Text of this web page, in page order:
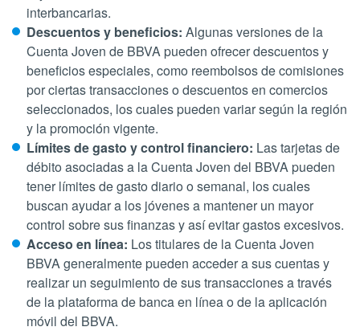
interbancarias.
Descuentos y beneficios: Algunas versiones de la
Cuenta Joven de BBVA pueden ofrecer descuentos y
beneficios especiales, como reembolsos de comisiones
por ciertas transacciones o descuentos en comercios
seleccionados, los cuales pueden variar según la región
y la promoción vigente.
Límites de gasto y control financiero: Las tarjetas de
débito asociadas a la Cuenta Joven del BBVA pueden
tener límites de gasto diario o semanal, los cuales
buscan ayudar a los jóvenes a mantener un mayor
control sobre sus finanzas y así evitar gastos excesivos.
Acceso en línea: Los titulares de la Cuenta Joven
BBVA generalmente pueden acceder a sus cuentas y
realizar un seguimiento de sus transacciones a través
de la plataforma de banca en línea o de la aplicación
móvil del BBVA.